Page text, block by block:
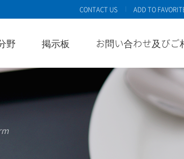
CONTACT US ADD TO
野 掲示板 お問い合わせ及びご